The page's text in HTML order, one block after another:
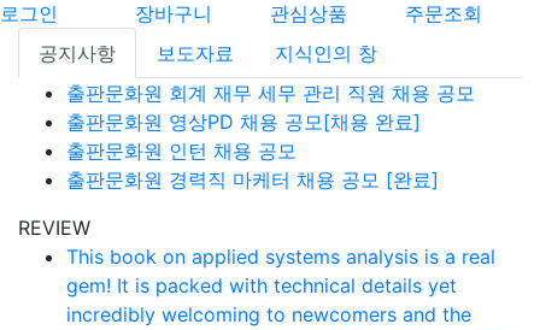
로그인 장바구니 관심상품
주문조회
공지사항
보도자료
지식인의 창
출판문화원 회계 재무 세무 관리 직원 채용 공모
출판문화원 영상PD 채용 공모[채용 완료]
출판문화원 인턴 채용 공모
출판문화원 경력직 마케터 채용 공모 [완료]
REVIEW
This book on applied systems analysis is a real
gem! It is packed with technical details yet
incredibly welcoming to newcomers and the